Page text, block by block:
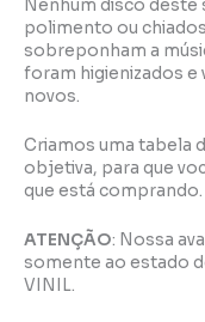
Nenhum disco
polimento ou
sobreponham a
foram higienizados e
novos.
Criamos uma tabela
objetiva, para que
que está comprando.
ATENÇÃO: Nossa
somente ao estado
VINIL.